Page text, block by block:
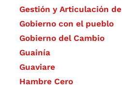
Gestión y Articulación
Gobierno con el pueblo
Gobierno del Cambio
Guainía
Guaviare
Hambre Cero